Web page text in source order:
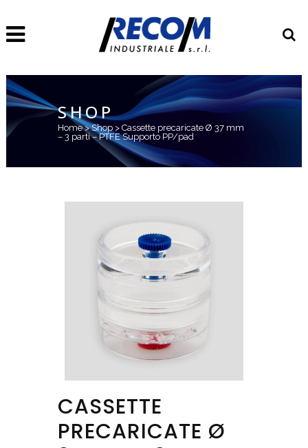
SHOP
Home>Shop > Cassette precaricate Ø 37 mm
– 3 parti – PTFE Supporto PP/pad
CASSETTE
PRECARICATE Ø